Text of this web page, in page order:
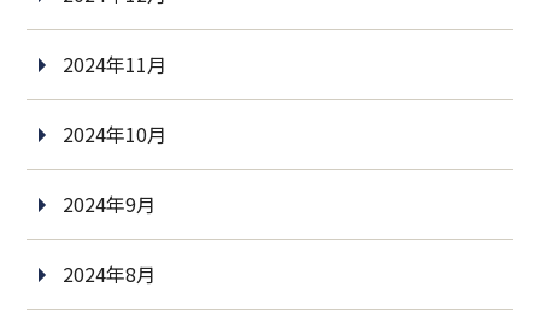
2024年11月
2024年10月
2024年9月
2024年8月